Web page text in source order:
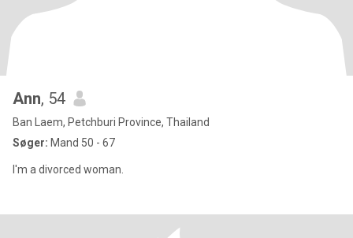
Ann, 54
Ban Laem, Petchburi Province, Thailand
Søger: Mand 50 - 67
I'm a divorced woman.